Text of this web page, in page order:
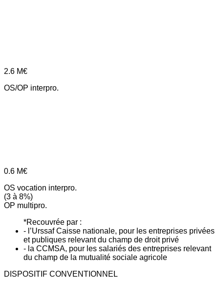
2.6 M€
OS/OP interpro.
0.6 M€
OS vocation interpro.
(3 à 8%)
OP multipro.
*Recouvrée par :
- l’Urssaf Caisse nationale, pour les entreprises privées
et publiques relevant du champ de droit privé
- la CCMSA, pour les salariés des entreprises relevant
du champ de la mutualité sociale agricole
DISPOSITIF CONVENTIONNEL